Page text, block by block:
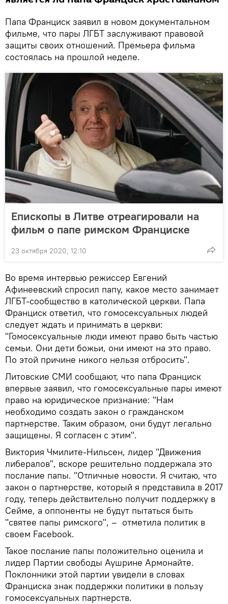
Папа Франциск заявил в новом документальном
фильме, что пары ЛГБТ заслуживают правовой
защиты своих отношений. Премьера фильма
состоялась на прошлой неделе.
Епископы в Литве отреагировали на
фильм о папе римском Франциске
23 октября 2020, 12:10
Во время интервью режиссер Евгений
Афинеевский спросил папу, какое место занимает
ЛГБТ-сообщество в католической церкви. Папа
Франциск ответил, что гомосексуальных людей
следует ждать и принимать в церкви:
"Гомосексуальные люди имеют право быть частью
семьи. Они дети божьи, они имеют на это право.
По этой причине никого нельзя отбросить".
Литовские СМИ сообщают, что папа Франциск
впервые заявил, что гомосексуальные пары имеют
право на юридическое признание: "Нам
необходимо создать закон о гражданском
партнерстве. Таким образом, они будут легально
защищены. Я согласен с этим".
Виктория Чмилите-Нильсен, лидер "Движения
либералов", вскоре решительно поддержала это
послание папы. "Отличные новости. Я считаю, что
закон о партнерстве, который я представила в 2017
году, теперь действительно получит поддержку в
Сейме, а оппоненты не будут пытаться быть
"святее папы римского", – отметила политик в
своем Facebook.
Такое послание папы положительно оценила и
лидер Партии свободы Аушрине Армонайте.
Поклонники этой партии увидели в словах
Франциска знак поддержки политики в пользу
гомосексуальных партнерств.